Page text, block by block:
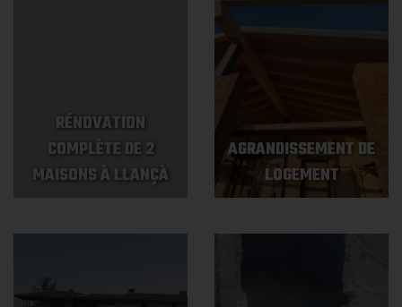
RÉNOVATION
COMPLÈTE DE 2
MAISONS À LLANÇÀ
AGRANDISSEMENT DE
LOGEMENT